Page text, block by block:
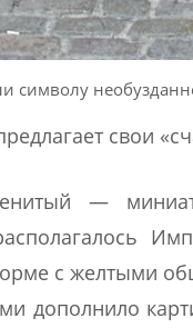
символу
свои
—
с желтыми
дополнило